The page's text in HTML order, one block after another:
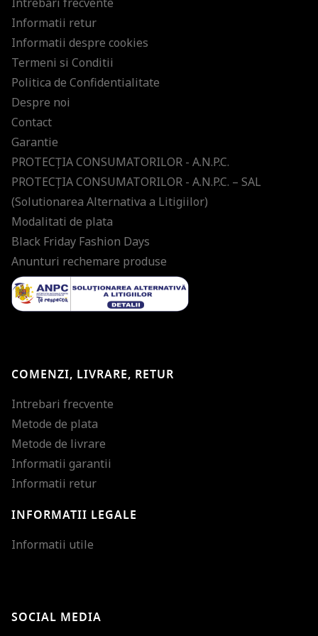
Informatii retur
Informatii despre cookies
Termeni si Conditii
Politica de Confidentialitate
Despre noi
Contact
Garantie
PROTECŢIA CONSUMATORILOR - A.N.P.C.
PROTECŢIA CONSUMATORILOR - A.N.P.C. – SAL
(Solutionarea Alternativa a Litigiilor)
Modalitati de plata
Black Friday Fashion Days
Anunturi rechemare produse
COMENZI, LIVRARE, RETUR
Intrebari frecvente
Metode de plata
Metode de livrare
Informatii garantii
Informatii retur
INFORMATII LEGALE
Informatii utile
SOCIAL MEDIA